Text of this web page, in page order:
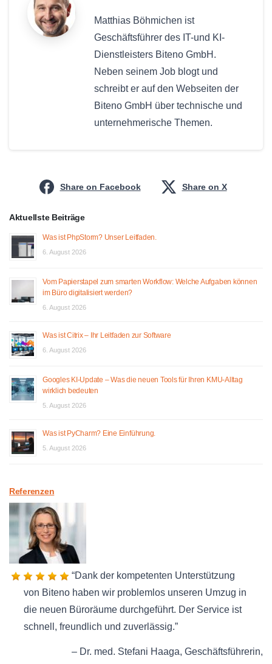
Matthias Böhmichen ist
Geschäftsführer des IT-und KI-
Dienstleisters Biteno GmbH.
Neben seinem Job blogt und
schreibt er auf den Webseiten der
Biteno GmbH über technische und
unternehmerische Themen.
Share on Facebook Share on X
Aktuellste Beiträge
Was ist PhpStorm? Unser Leitfaden.
6. August 2026
Vom Papierstapel zum smarten Workflow: Welche Aufgaben können
im Büro digitalisiert werden?
6. August 2026
Was ist Citrix – Ihr Leitfaden zur Software
6. August 2026
Googles KI-Update – Was die neuen Tools für Ihren KMU-Alltag
wirklich bedeuten
5. August 2026
Was ist PyCharm? Eine Einführung.
5. August 2026
Referenzen
Dank der kompetenten Unterstützung
von Biteno haben wir problemlos unseren Umzug in
die neuen Büroräume durchgeführt. Der Service ist
schnell, freundlich und zuverlässig.
Dr. med. Stefani Haaga Geschäftsführerin